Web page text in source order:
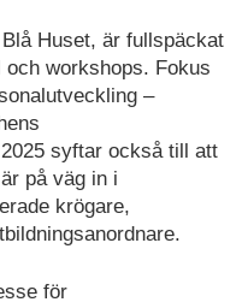
Huset, är fullspäckat
och workshops. Fokus
–
syftar också till att
på väg in i
krögare,
för